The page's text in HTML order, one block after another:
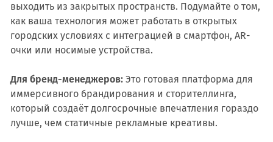
выходить из закрытых пространств. Подумайте о том,
как ваша технология может работать в открытых
городских условиях с интеграцией в смартфон, AR-
очки или носимые устройства.
Для бренд-менеджеров:Это готовая платформа для
иммерсивного брандирования и сторителлинга,
который создаёт долгосрочные впечатления гораздо
лучше, чем статичные рекламные креативы.